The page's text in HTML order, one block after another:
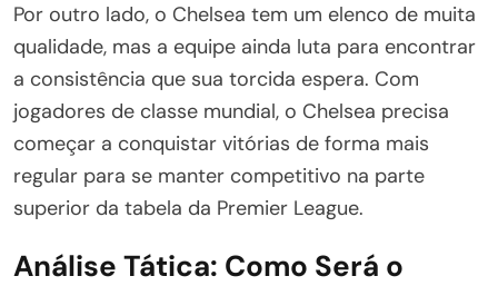
Por outro lado, o Chelsea tem um elenco de muita
qualidade, mas a equipe ainda luta para encontrar
a consistência que sua torcida espera. Com
jogadores de classe mundial, o Chelsea precisa
começar a conquistar vitórias de forma mais
regular para se manter competitivo na parte
superior da tabela da Premier League.
Análise Tática: Como Será o